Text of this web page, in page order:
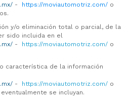
- https://moviautomotriz.com/ o
y/o eliminación total o parcial, de la
sido incluida en el
- https://moviautomotriz.com/ o
característica de la información
- https://moviautomotriz.com/ o
se incluyan.